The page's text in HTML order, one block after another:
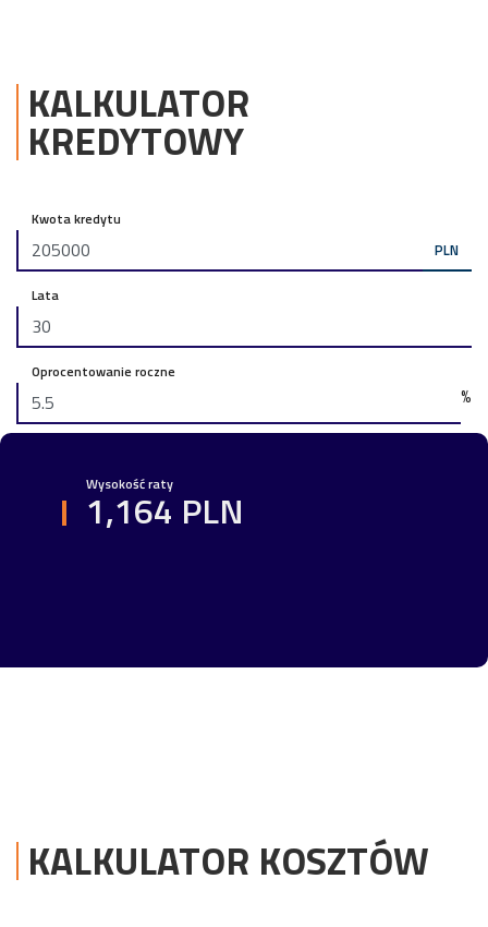
KALKULATOR
KREDYTOWY
Kwota kredytu
PLN
Lata
Oprocentowanie roczne
%
Wysokość raty
1,164 PLN
KALKULATOR KOSZTÓW